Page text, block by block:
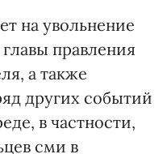
на увольнение
правления
а также
других событий
в частности,
сми в